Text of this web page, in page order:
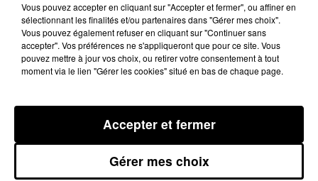
6 décembre 2023 - 2 min 22 sec
LES INFOS DE L'ARIEGE DU 06/12/2023 À
11H00
Podcasts infos de l'Ariège
Vous pouvez accepter en cliquant sur "Accepter et fermer", ou affiner en
sélectionnant les finalités et/ou partenaires dans "Gérer mes choix".
Vous pouvez également refuser en cliquant sur "Continuer sans
accepter". Vos préférences ne s'appliqueront que pour ce site. Vous
pouvez mettre à jour vos choix, ou retirer votre consentement à tout
moment via le lien "Gérer les cookies" situé en bas de chaque page.
Gérer mes choix
Accepter et fermer